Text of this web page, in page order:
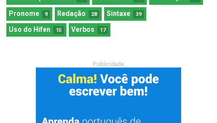
Pronome 9 Redação 28 Sintaxe 39
Uso do Hífen 15 Verbos 17
Publicidade